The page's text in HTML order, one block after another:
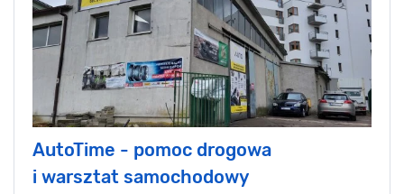
AutoTime - pomoc drogowa
i warsztat samochodowy